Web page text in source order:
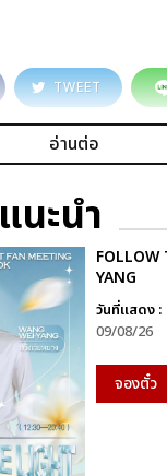
TWEET
อ่านต่อ
แนะนำ
YANG
วันที่แสดง :
09/08/26
จองตั๋ว